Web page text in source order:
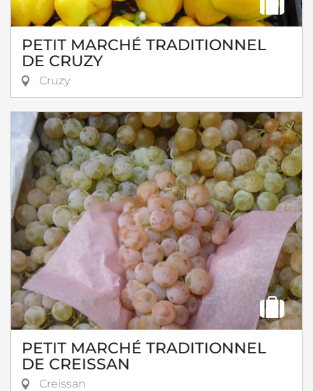
PETIT MARCHÉ TRADITIONNEL
DE CRUZY
Cruzy
PETIT MARCHÉ TRADITIONNEL
DE CREISSAN
Creissan